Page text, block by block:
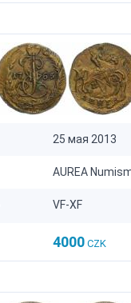
25 мая 2013
AUREA
VF-XF
4000 CZK